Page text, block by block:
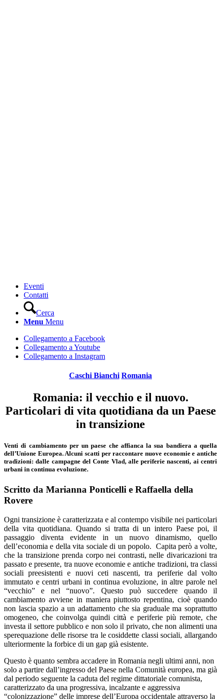
Eventi
Contatti
Cerca
Menu Menu
Collegamento a Facebook
Collegamento a Youtube
Collegamento a Instagram
Caschi Bianchi Romania
Romania: il vecchio e il nuovo.
Particolari di vita quotidiana da un Paese
in transizione
Venti di cambiamento per un paese che affianca la sua bandiera a quella
dell’Unione Europea. Alcuni scatti per raccontare nuove economie e antiche
tradizioni: dalle campagne del Conte Vlad, alle periferie nascenti, ai centri
urbani in continua evoluzione.
Scritto da Marianna Ponticelli e Raffaella della
Rovere
Ogni transizione è caratterizzata e al contempo visibile nei particolari
della vita quotidiana. Quando si tratta di un intero Paese poi, il
passaggio diventa evidente in un nuovo dinamismo, quello
dell’economia e della vita sociale di un popolo. Capita però a volte,
che la transizione prenda corpo nei contrasti, nelle divaricazioni tra
passato e presente, tra nuove economie e antiche tradizioni, tra classi
sociali preesistenti e nuovi ceti nascenti, tra periferie dal volto
immutato e centri urbani in continua evoluzione, in altre parole nel
“vecchio” e nel “nuovo”. Questo può succedere quando il
cambiamento avviene in maniera piuttosto repentina, cioè quando
non lascia spazio a un adattamento che sia graduale ma soprattutto
omogeneo, che coinvolga quindi città e periferie più remote, che
investa il settore pubblico e non solo il privato, che non alimenti una
sperequazione delle risorse tra le cosiddette classi sociali, allargando
ulteriormente la forbice di un gap già esistente.
Questo è quanto sembra accadere in Romania negli ultimi anni, non
solo a partire dall’ingresso del Paese nella Comunità europea, ma già
dal periodo seguente la caduta del regime dittatoriale comunista,
caratterizzato da una progressiva, incalzante e aggressiva
“colonizzazione” delle imprese dell’Europa occidentale attraverso la